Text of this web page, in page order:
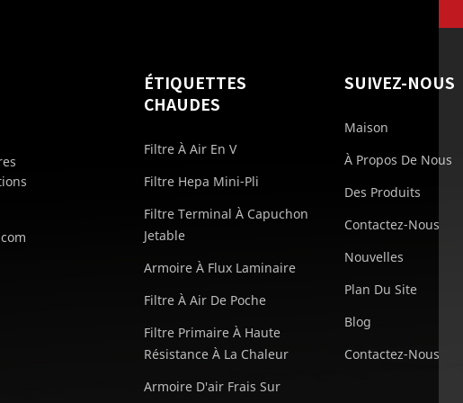
ÉTIQUETTES
CHAUDES
Filtre À Air En V
Filtre Hepa Mini-Pli
Filtre Terminal À Capuchon
Jetable
Armoire À Flux Laminaire
Filtre À Air De Poche
Filtre Primaire À Haute
Résistance À La Chaleur
Armoire D'air Frais Sur
SUIVEZ-NOUS
Maison
À Propos De Nous
Des Produits
Contactez-Nous
Nouvelles
Plan Du Site
Blog
Contactez-Nous